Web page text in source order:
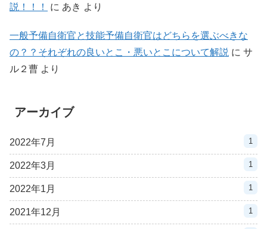
説！！！
に あき より
一般予備自衛官と技能予備自衛官はどちらを選ぶべきな
の？？それぞれの良いとこ・悪いとこについて解説 に サ
ル２曹 より
アーカイブ
2022年7月 1
2022年3月 1
2022年1月 1
2021年12月 1